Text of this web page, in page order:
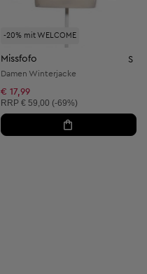
-20% mit WELCOME
Missfofo S
Damen Winterjacke
€ 17,99
Unverbindliche Preisempfehlung:
RRP € 59,00 (-69%)